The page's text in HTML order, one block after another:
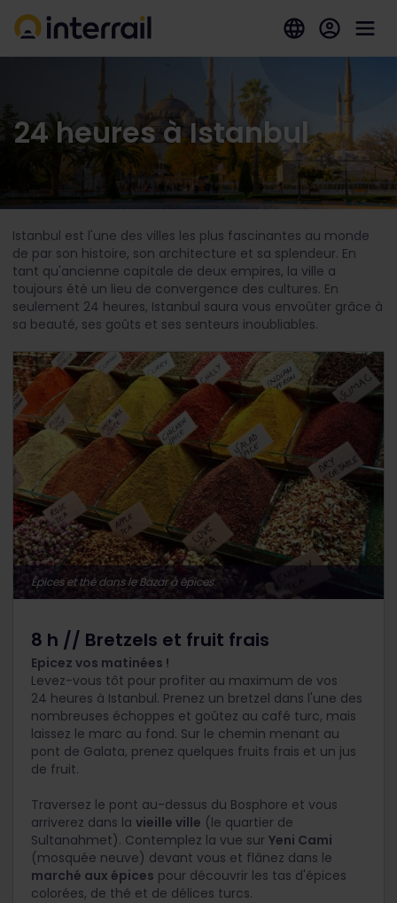
24 heures à Istanbul
Istanbul est l'une des villes les plus fascinantes au monde
de par son histoire, son architecture et sa splendeur. En
tant qu'ancienne capitale de deux empires, la ville a
toujours été un lieu de convergence des cultures. En
seulement 24 heures, Istanbul saura vous envoûter grâce à
sa beauté, ses goûts et ses senteurs inoubliables.
Épices et thé dans le Bazar à épices
8 h // Bretzels et fruit frais
Epicez vos matinées !
Levez-vous tôt pour profiter au maximum de vos
24 heures à Istanbul. Prenez un bretzel dans l'une des
nombreuses échoppes et goûtez au café turc, mais
laissez le marc au fond. Sur le chemin menant au
pont de Galata, prenez quelques fruits frais et un jus
de fruit.
Traversez le pont au-dessus du Bosphore et vous
arriverez dans la vieille ville (le quartier de
Sultanahmet). Contemplez la vue sur Yeni Cami
(mosquée neuve) devant vous et flânez dans le
marché aux épices pour découvrir les tas d'épices
colorées, de thé et de délices turcs.